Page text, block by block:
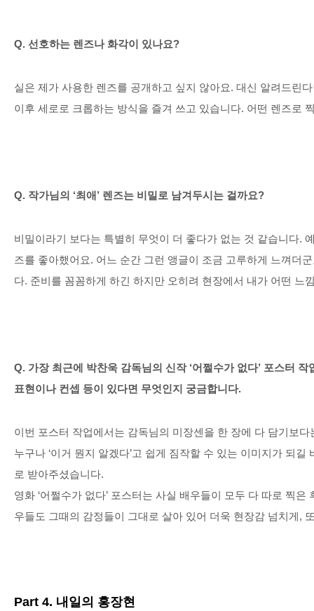
Q. 선호하는 렌즈나 화각이 있나요?
실은 제가 사용한 렌즈를 공개하고 싶지 않아요. 대신 알려드린
이후 세로로 크롭하는 방식을 즐겨 쓰고 있습니다. 어떤 렌즈로
Q. 작가님의 ‘최애 ’ 렌즈는 비밀로 남겨두시는 걸까요?
비밀이라기 보다는 특별히 무엇이 더 좋다가 없는 것 같습니다.
즈를 좋아했어요. 어느 순간 그런 앵글이 조금 고루하게 느껴더
다. 준비를 꼼꼼하게 하긴 하지만 오히려 현장에서 내가 어떤 느
Q. 가장 최근에 박찬욱 감독님의 신작‘어쩔수가 없다’ 포스터 작
표현이나 컨셉 등이 있다면 무엇인지 궁금합니다.
이번 포스터 작업에서는 감독님의 미장센을 한 장에 다 담기보다
누구나 ‘이거 뭔지 알겠다’고 쉽게 짐작할 수 있는 이미지가 되길
로 받아주셨습니다.
영화 ‘어쩔수가 없다’ 포스터는 사실 배우들이 모두 다 따로 찍은
우들도 그때의 감정들이 그대로 살아 있어 더욱 현장감 넘치게,
Part 4. 내일의 홍장현